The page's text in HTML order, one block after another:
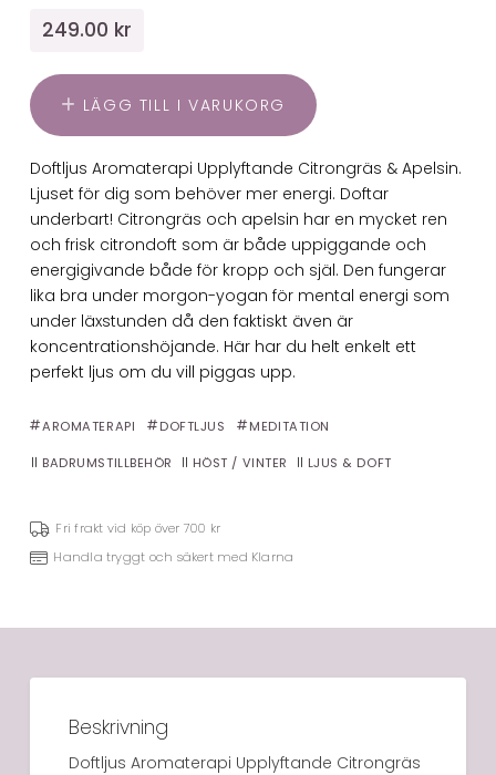
249.00 kr
LÄGG TILL I VARUKORG
Doftljus Aromaterapi Upplyftande Citrongräs & Apelsin.
Ljuset för dig som behöver mer energi. Doftar
underbart! Citrongräs och apelsin har en mycket ren
och frisk citrondoft som är både uppiggande och
energigivande både för kropp och själ. Den fungerar
lika bra under morgon-yogan för mental energi som
under läxstunden då den faktiskt även är
koncentrationshöjande. Här har du helt enkelt ett
perfekt ljus om du vill piggas upp.
AROMATERAPI DOFTLJUS MEDITATION
BADRUMSTILLBEHÖR HÖST / VINTER LJUS & DOFT
Fri frakt vid köp över 700 kr
Handla tryggt och säkert med Klarna
Beskrivning
Doftljus Aromaterapi Upplyftande Citrongräs